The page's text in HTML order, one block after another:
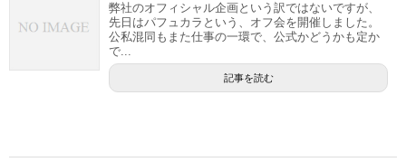
弊社のオフィシャル企画という訳ではないですが、
先日はパフュカラという、オフ会を開催しました。
公私混同もまた仕事の一環で、公式かどうかも定か
で...
記事を読む